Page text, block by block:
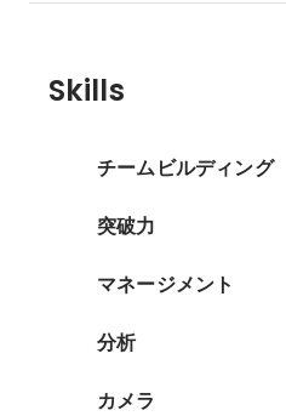
Skills
チームビルディング
突破力
マネージメント
分析
カメラ